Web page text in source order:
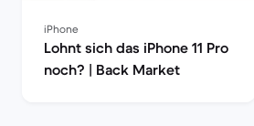
iPhone
Lohnt sich das iPhone 11 Pro
noch? | Back Market